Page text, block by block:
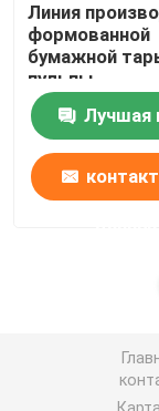
Линия
формованной
бумажной
пульпы
из бумажной
Лучшая